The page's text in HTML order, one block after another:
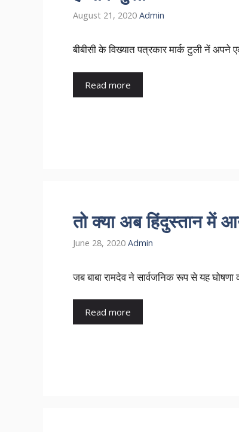
August 21, 2020 Admin
बीबीसी के विख्यात पत्रकार मार्क टुली नें
Read more
तो क्या अब हिंदुस्तान में
June 28, 2020 Admin
जब बाबा रामदेव ने सार्वजनिक रूप से यह
Read more